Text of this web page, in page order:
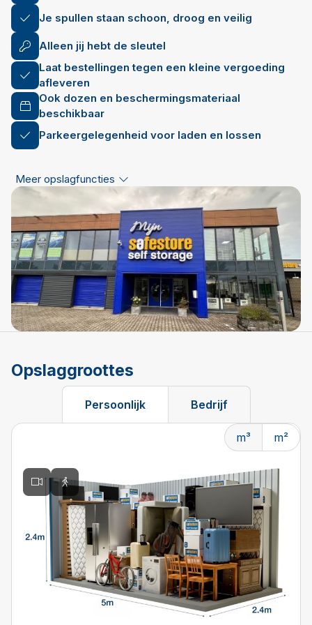
Je spullen staan schoon, droog en veilig
Alleen jij hebt de sleutel
Laat bestellingen tegen een kleine vergoeding
afleveren
Ook dozen en beschermingsmateriaal
beschikbaar
Parkeergelegenheid voor laden en lossen
Meer opslagfuncties
Opslaggroottes
Persoonlijk Bedrijf
m³ m²
Changing the current slide of this carousel will